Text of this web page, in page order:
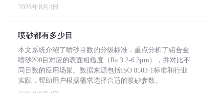
2026年8月4日
喷砂都有多少目
本文系统介绍了喷砂目数的分级标准，重点分析了铝合金
喷砂200目对应的表面粗糙度（Ra 3.2-6.3μm），并对比不
同目数的应用场景。数据来源包括ISO 8503-1标准和行业
实践，帮助用户根据需求选择合适的喷砂参数。